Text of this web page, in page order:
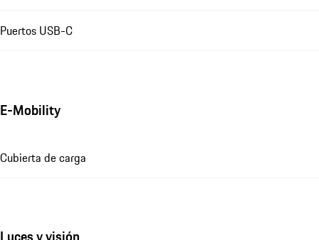
Puertos USB-C
E-Mobility
Cubierta de carga